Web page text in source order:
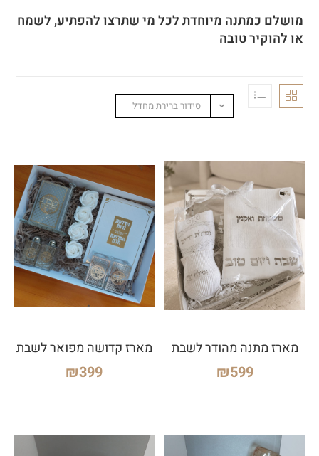
מושלם כמתנה מיוחדת לכל מי שתרצו להפתיע, לשמח
או להוקיר טובה
סידור ברירת מחדל
מארז מתנה מהודר לשבת
₪599
מארז קדושה מפואר לשבת
₪399